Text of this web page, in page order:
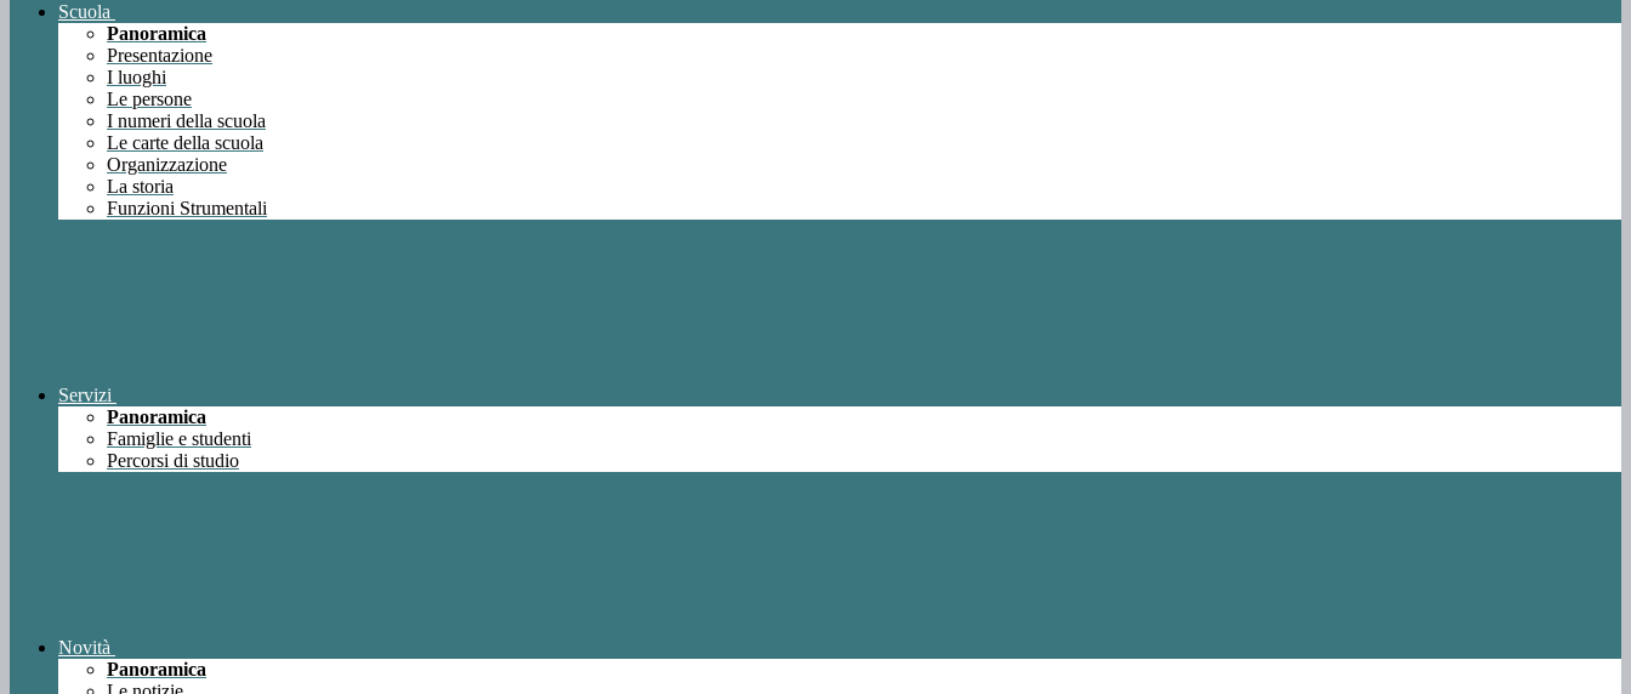
Scuola
Panoramica
Presentazione
I luoghi
Le persone
I numeri della scuola
Le carte della scuola
Organizzazione
La storia
Funzioni Strumentali
Servizi
Panoramica
Famiglie e studenti
Percorsi di studio
Novità
Panoramica